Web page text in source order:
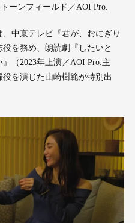
ーンフィールド／AOI Pro.
中京テレビ『君が、おにぎり
を務め、朗読劇『したいと
（2023年上演／AOI Pro.主
を演じた山崎樹範が特別出